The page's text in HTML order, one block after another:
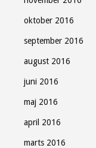
oktober 2016
september 2016
august 2016
juni 2016
maj 2016
april 2016
marts 2016